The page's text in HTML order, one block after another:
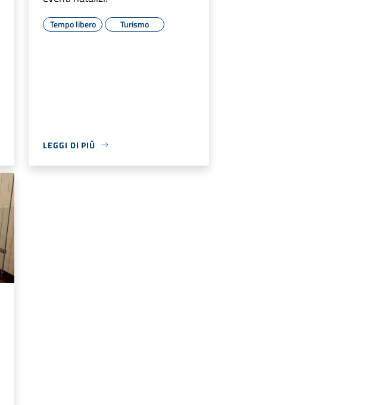
Tempo libero Turismo
LEGGI DI PIÙ